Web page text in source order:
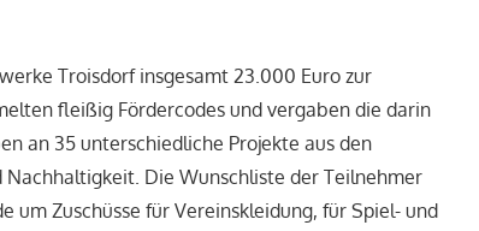
Troisdorf insgesamt 23.000 Euro zur
fleißig Fördercodes und vergaben die darin
an 35 unterschiedliche Projekte aus den
Die Wunschliste der Teilnehmer
um Zuschüsse für Vereinskleidung, für Spiel- und